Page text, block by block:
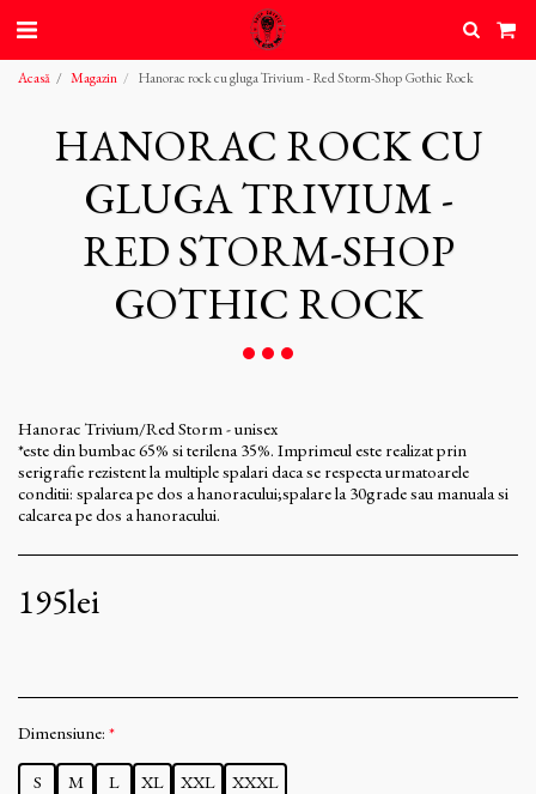
Acasă Magazin Hanorac rock cu gluga Trivium - Red Storm-Shop Gothic Rock
HANORAC ROCK CU
GLUGA TRIVIUM -
RED STORM-SHOP
GOTHIC ROCK
Hanorac Trivium/Red Storm - unisex
*este din bumbac 65% si terilena 35%. Imprimeul este realizat prin
serigrafie rezistent la multiple spalari daca se respecta urmatoarele
conditii: spalarea pe dos a hanoracului;spalare la 30grade sau manuala si
calcarea pe dos a hanoracului.
195lei
Dimensiune: *
S M L XL XXL XXXL